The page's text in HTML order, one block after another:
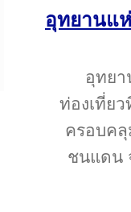
อุทยานแ
อุทยา
ท่องเที่ย
ครอบคลุ
ชนแดน